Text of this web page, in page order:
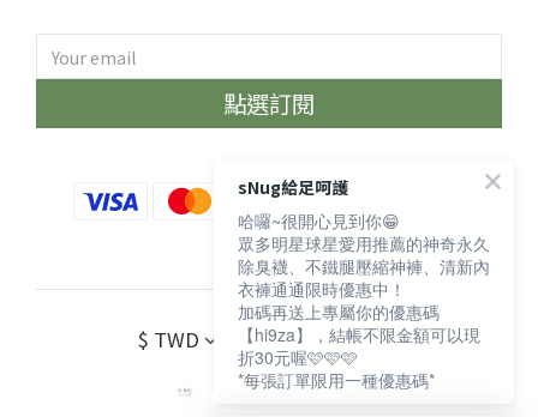
點選訂閱
$ TWD 繁體中文
sNug給足呵護
哈囉~很開心見到你😁
眾多明星球星愛用推薦的神奇永久
除臭襪、不鐵腿壓縮神褲、清新內
衣褲通通限時優惠中！
加碼再送上專屬你的優惠碼
【hi9za】，結帳不限金額可以現
折30元喔🩷🩷🩷
*每張訂單限用一種優惠碼*